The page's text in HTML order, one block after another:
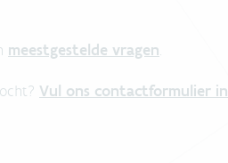
meestgestelde vragen
Vul ons contactformulier in